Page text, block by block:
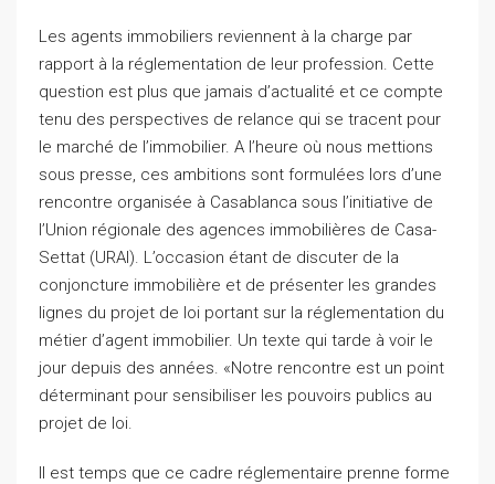
Les agents immobiliers reviennent à la charge par
rapport à la réglementation de leur profession. Cette
question est plus que jamais d’actualité et ce compte
tenu des perspectives de relance qui se tracent pour
le marché de l’immobilier. A l’heure où nous mettions
sous presse, ces ambitions sont formulées lors d’une
rencontre organisée à Casablanca sous l’initiative de
l’Union régionale des agences immobilières de Casa-
Settat (URAI). L’occasion étant de discuter de la
conjoncture immobilière et de présenter les grandes
lignes du projet de loi portant sur la réglementation du
métier d’agent immobilier. Un texte qui tarde à voir le
jour depuis des années. «Notre rencontre est un point
déterminant pour sensibiliser les pouvoirs publics au
projet de loi.
Il est temps que ce cadre réglementaire prenne forme